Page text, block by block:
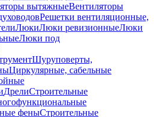
вытяжныеВентиляторы
Решетки вентиляционные,
ЛюкиЛюки ревизионныеЛюки
Люки под
Шуруповерты,
Циркулярные, сабельные
ДрелиСтроительные
феныСтроительные